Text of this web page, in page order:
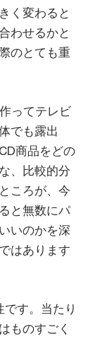
く変わると
わせるかと
のとても重
ってテレビ
でも露出
商品をどの
、比較的分
ころが、今
と無数にパ
いのかを深
はあります
す。当たり
ものすごく